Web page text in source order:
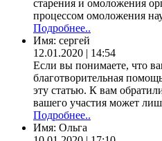
старения и омоложения
процессом омоложения
Подробнее..
Имя: сергей
12.01.2020 | 14:54
Если вы понимаете, что
благотворительная
эту статью. К вам
вашего участия может
Подробнее..
Имя: Ольга